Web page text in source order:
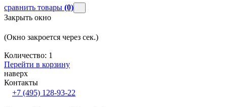
сравнить товары (0)
Закрыть окно
(Окно закроется через сек.)
Количество: 1
Перейти в корзину
наверх
Контакты
+7 (495) 128-93-22